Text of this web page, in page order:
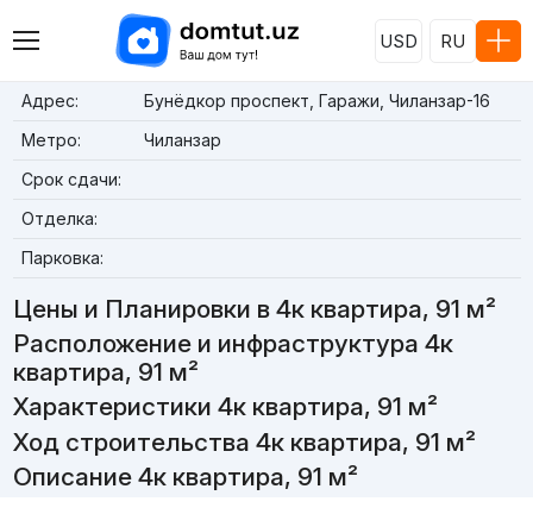
USD RU
Адрес:
Бунёдкор проспект, Гаражи, Чиланзар-16
Метро:
Чиланзар
Срок сдачи:
Отделка:
Парковка:
Цены и Планировки в 4к квартира, 91 м²
Расположение и инфраструктура 4к
квартира, 91 м²
Характеристики 4к квартира, 91 м²
Ход строительства 4к квартира, 91 м²
Описание 4к квартира, 91 м²